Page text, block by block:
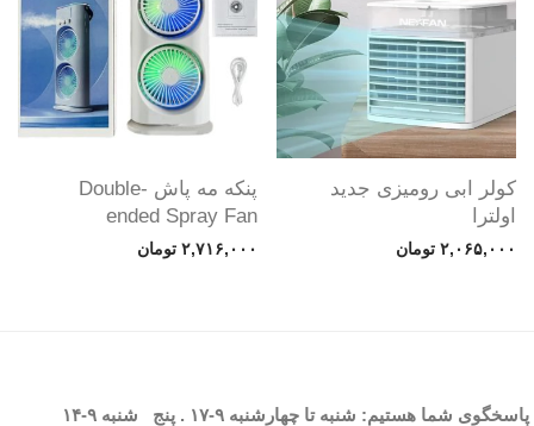
کولر ابی رومیزی جدید
اولترا
۲,۰۶۵,۰۰۰ تومان
پنکه مه پاش Double-
ended Spray Fan
۲,۷۱۶,۰۰۰ تومان
پاسخگوی شما هستیم: شنبه تا چهارشنبه ۹-۱۷ . پنج شنبه ۹-۱۴